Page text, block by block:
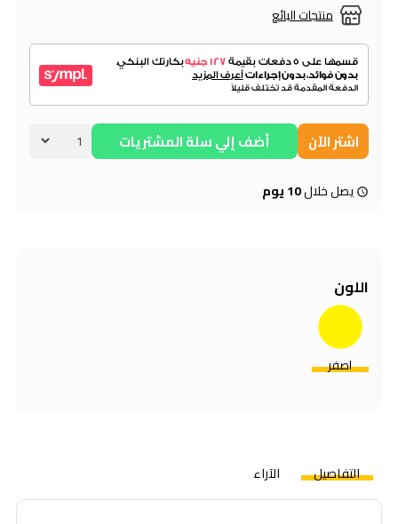
منتجات البائع
اشتر الآن أضف إلي سلة المشتريات
يصل خلال10 يوم
اللون
اصفر
التفاصيل الآراء